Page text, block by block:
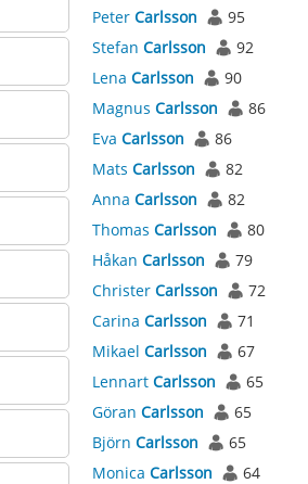
Peter Carlsson
95
Stefan Carlsson
92
Lena Carlsson
90
Magnus Carlsson
86
Eva Carlsson
86
Mats Carlsson
82
Anna Carlsson
82
Thomas Carlsson
80
Håkan Carlsson
79
Christer Carlsson
72
Carina Carlsson
71
Mikael Carlsson
67
Lennart Carlsson
65
Göran Carlsson
65
Björn Carlsson
65
Monica Carlsson
64